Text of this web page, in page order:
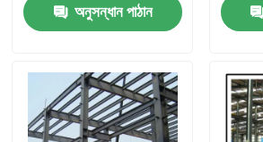
বাড়ি
আমাদের সম্বন্ধে
অনুসন্ধান পাঠান